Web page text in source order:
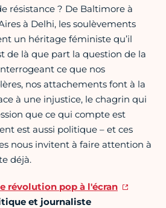
résistance ? De Baltimore à
à Delhi, les soulèvements
un héritage féministe qu’il
de là que part la question de la
ce que nos
nos attachements font à la
à une injustice, le chagrin qui
que ce qui compte est
est aussi politique – et ces
nous invitent à faire attention à
déjà.
révolution pop à l'écran
et journaliste